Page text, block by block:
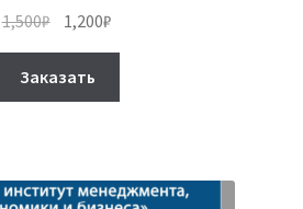
1,500₽ Первоначальная
цена
составляла
1,500₽.
1,200₽
цена:
Заказать
Опции